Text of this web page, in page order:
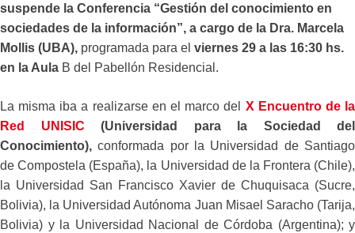
suspende la Conferencia “Gestión del conocimiento en
sociedades de la información”, a cargo de la Dra. Marcela
Mollis (UBA), programada para el viernes 29 a las 16:30 hs.
en la Aula B del Pabellón Residencial.
La misma iba a realizarse en el marco del X Encuentro de la
Red UNISIC (Universidad para la Sociedad del
Conocimiento), conformada por la Universidad de Santiago
de Compostela (España), la Universidad de la Frontera (Chile),
la Universidad San Francisco Xavier de Chuquisaca (Sucre,
Bolivia), la Universidad Autónoma Juan Misael Saracho (Tarija,
Bolivia) y la Universidad Nacional de Córdoba (Argentina); y